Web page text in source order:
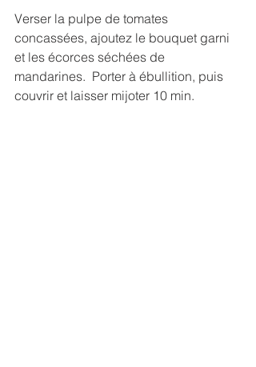
Verser la pulpe de tomates
concassées, ajoutez le bouquet garni
et les écorces séchées de
mandarines.  Porter à ébullition, puis
couvrir et laisser mijoter 10 min.